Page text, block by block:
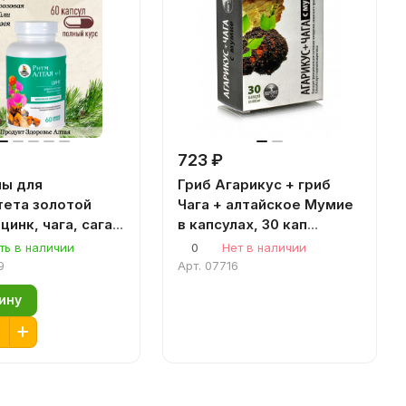
для
золотой
чага, саган
Алтая
в наличии
723 ₽
Гриб Агарикус + гриб
Чага + алтайское Мумие
в капсулах, 30 кап
Грибная серия
0
Нет в наличии
Арт. 07716